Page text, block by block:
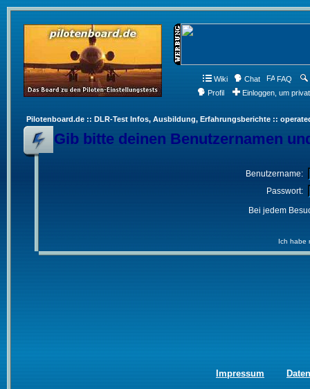
Wiki Chat FAQ
Profil
Einloggen, um
Pilotenboard.de :: DLR-Test Infos, Ausbildung, Erfahrungsberichte ::
Gib bitte deinen Benutzernamen
Benutzername:
Passwort:
Bei jedem
Ich habe
Impressum